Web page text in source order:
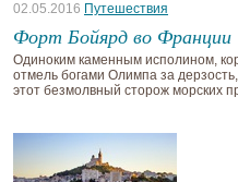
02.05.2016 Путешествия
Форт Бойярд во Франции
Одиноким каменным исполином,
отмель богами Олимпа за
этот безмолвный сторож морских